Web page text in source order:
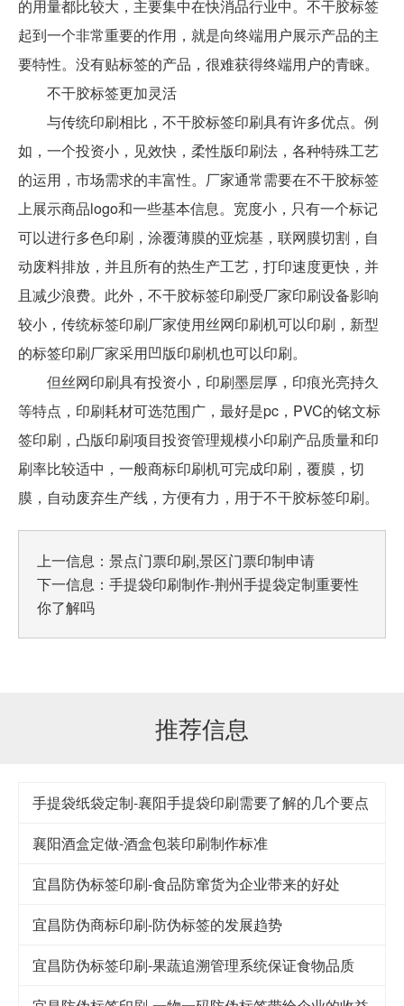
的用量都比较大，主要集中在快消品行业中。不干胶标签
起到一个非常重要的作用，就是向终端用户展示产品的主
要特性。没有贴标签的产品，很难获得终端用户的青睐。
不干胶标签更加灵活
与传统印刷相比，不干胶标签印刷具有许多优点。例
如，一个投资小，见效快，柔性版印刷法，各种特殊工艺
的运用，市场需求的丰富性。厂家通常需要在不干胶标签
上展示商品logo和一些基本信息。宽度小，只有一个标记
可以进行多色印刷，涂覆薄膜的亚烷基，联网膜切割，自
动废料排放，并且所有的热生产工艺，打印速度更快，并
且减少浪费。此外，不干胶标签印刷受厂家印刷设备影响
较小，传统标签印刷厂家使用丝网印刷机可以印刷，新型
的标签印刷厂家采用凹版印刷机也可以印刷。
但丝网印刷具有投资小，印刷墨层厚，印痕光亮持久
等特点，印刷耗材可选范围广，最好是pc，PVC的铭文标
签印刷，凸版印刷项目投资管理规模小印刷产品质量和印
刷率比较适中，一般商标印刷机可完成印刷，覆膜，切
膜，自动废弃生产线，方便有力，用于不干胶标签印刷。
上一信息： 景点门票印刷,景区门票印制申请
下一信息： 手提袋印刷制作-荆州手提袋定制重要性
你了解吗
推荐信息
手提袋纸袋定制-襄阳手提袋印刷需要了解的几个要点
襄阳酒盒定做-酒盒包装印刷制作标准
宜昌防伪标签印刷-食品防窜货为企业带来的好处
宜昌防伪商标印刷-防伪标签的发展趋势
宜昌防伪标签印刷-果蔬追溯管理系统保证食物品质